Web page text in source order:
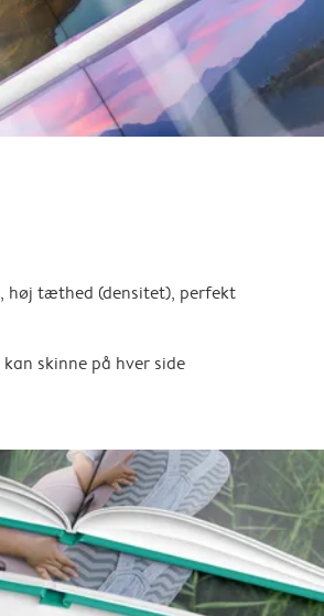
høj tæthed (densitet), perfekt
skinne på hver side